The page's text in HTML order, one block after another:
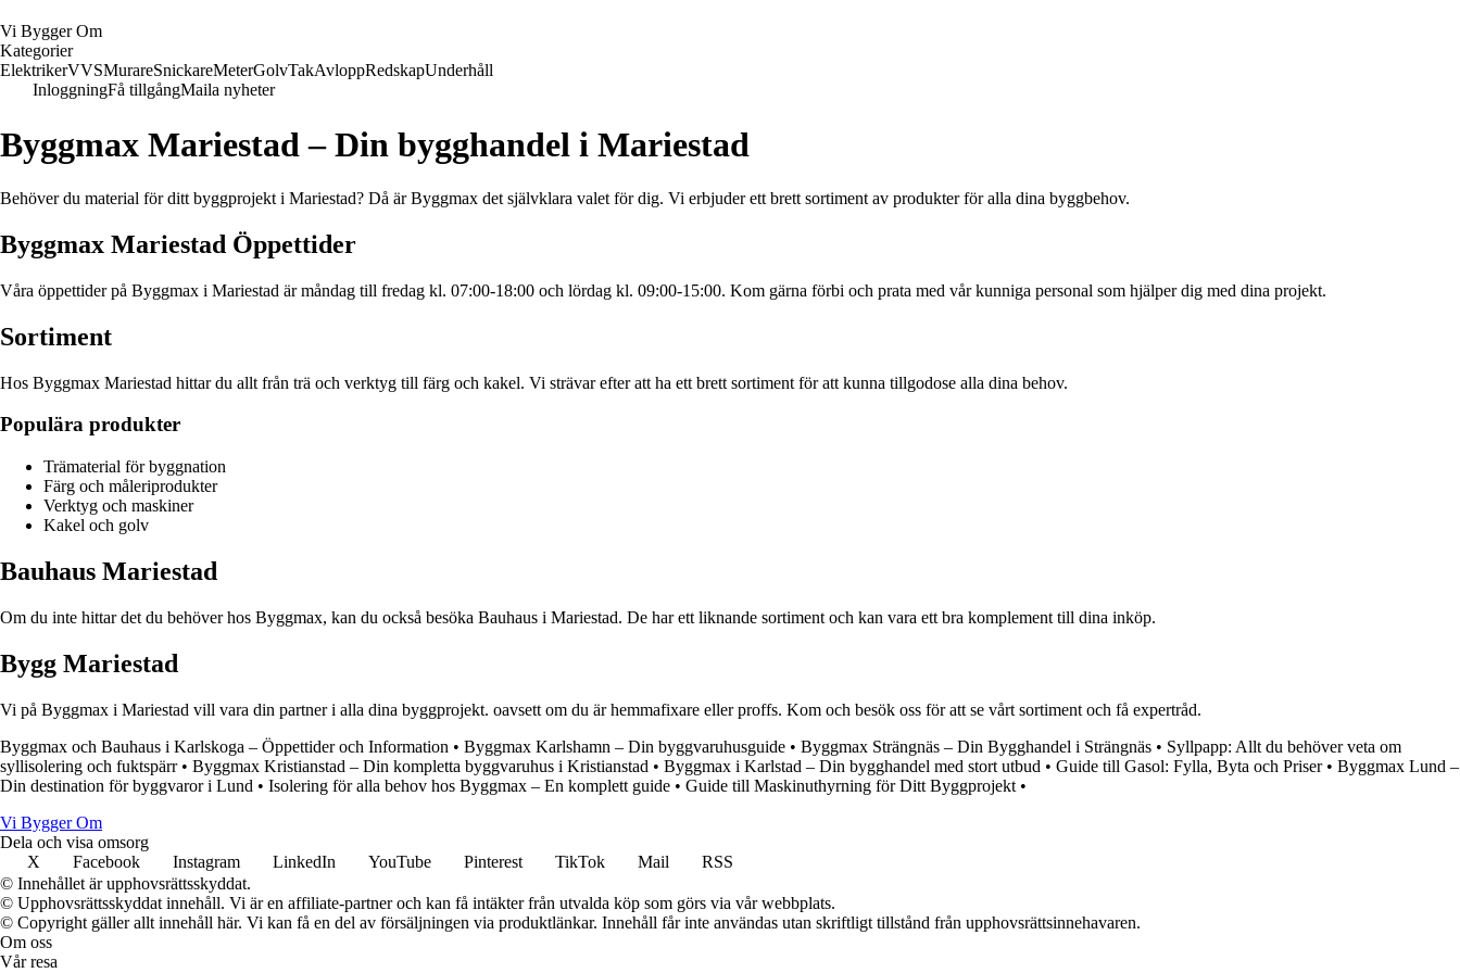
Vi Bygger Om
Kategorier
ElektrikerVVSMurareSnickareMeterGolvTakAvloppRedskapUnderhåll
InloggningFå tillgångMaila nyheter
Byggmax Mariestad – Din bygghandel i Mariestad
Behöver du material för ditt byggprojekt i Mariestad? Då är Byggmax det självklara valet för dig. Vi erbjuder ett brett sortiment av produkter för alla dina byggbehov.
Byggmax Mariestad Öppettider
Våra öppettider på Byggmax i Mariestad är måndag till fredag kl. 07:00-18:00 och lördag kl. 09:00-15:00. Kom gärna förbi och prata med vår kunniga personal som hjälper dig med dina projekt.
Sortiment
Hos Byggmax Mariestad hittar du allt från trä och verktyg till färg och kakel. Vi strävar efter att ha ett brett sortiment för att kunna tillgodose alla dina behov.
Populära produkter
Trämaterial för byggnation
Färg och måleriprodukter
Verktyg och maskiner
Kakel och golv
Bauhaus Mariestad
Om du inte hittar det du behöver hos Byggmax, kan du också besöka Bauhaus i Mariestad. De har ett liknande sortiment och kan vara ett bra komplement till dina inköp.
Bygg Mariestad
Vi på Byggmax i Mariestad vill vara din partner i alla dina byggprojekt. oavsett om du är hemmafixare eller proffs. Kom och besök oss för att se vårt sortiment och få expertråd.
Byggmax och Bauhaus i Karlskoga – Öppettider och Information • Byggmax Karlshamn – Din byggvaruhusguide • Byggmax Strängnäs – Din Bygghandel i Strängnäs • Syllpapp: Allt du behöver veta om
syllisolering och fuktspärr• Byggmax Kristianstad – Din kompletta byggvaruhus i Kristianstad • Byggmax i Karlstad – Din bygghandel med stort utbud • Guide till Gasol: Fylla, Byta och Priser• Byggmax Lund –
Din destination för byggvaror i Lund • Isolering för alla behov hos Byggmax – En komplett guide • Guide till Maskinuthyrning för Ditt Byggprojekt •
Vi Bygger Om
Dela och visa omsorg
X
Facebook Instagram LinkedIn YouTube Pinterest TikTok Mail
RSS
© Innehållet är upphovsrättsskyddat.
© Upphovsrättsskyddat innehåll. Vi är en affiliate-partner och kan få intäkter från utvalda köp som görs via vår webbplats.
© Copyright gäller allt innehåll här. Vi kan få en del av försäljningen via produktlänkar. Innehåll får inte användas utan skriftligt tillstånd från upphovsrättsinnehavaren.
Om oss
Vår resa